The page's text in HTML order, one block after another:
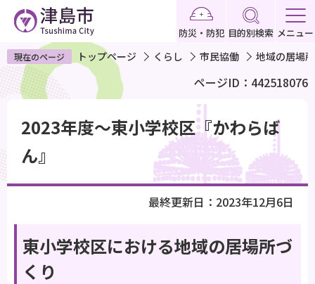
ペ
ー
ジ
で
す
防災・防犯 目的別検索 メニュー
現在のページ トップページ くらし 市民協働 地域の居場
ページID：442518076
か
2023年度～東小学校区『かわらば
ん』
最終更新日：2023年12月6日
東小学校区における地域の居場所づ
くり